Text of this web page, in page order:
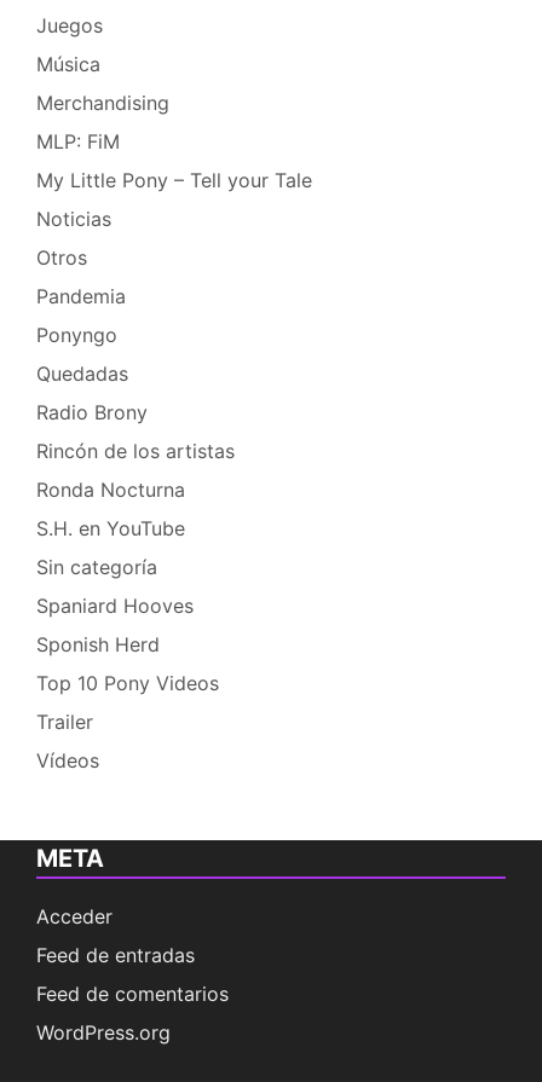
Juegos
Música
Merchandising
MLP: FiM
My Little Pony – Tell your Tale
Noticias
Otros
Pandemia
Ponyngo
Quedadas
Radio Brony
Rincón de los artistas
Ronda Nocturna
S.H. en YouTube
Sin categoría
Spaniard Hooves
Sponish Herd
Top 10 Pony Videos
Trailer
Vídeos
META
Acceder
Feed de entradas
Feed de comentarios
WordPress.org